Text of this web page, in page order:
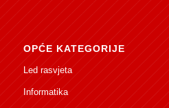
OPĆE KATEGORIJE
Led rasvjeta
Informatika